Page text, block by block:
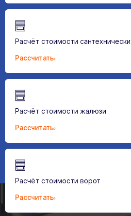
Расчёт стоимости
Рассчитать
Расчёт стоимости жалюзи
Рассчитать
Расчёт стоимости ворот
Рассчитать